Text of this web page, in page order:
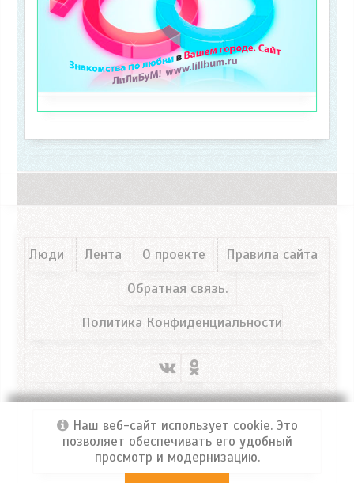
Люди Лента О проекте
Правила сайта
Обратная связь.
Политика Конфиденциальности
Портал ФРОСЯ© 2026 Все права защищены!
Наш веб-сайт использует cookie. Это
позволяет обеспечивать его удобный
просмотр и модернизацию.